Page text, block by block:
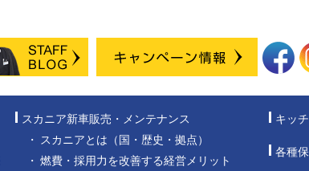
スカニア新車販売・メンテナンス
スカニアとは（国・歴史・拠点）
燃費・採用力を改善する経営メリット
キッ
各種